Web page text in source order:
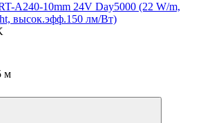
A240-10mm 24V Day5000 (22 W/m,
высок.эфф.150 лм/Вт)
м